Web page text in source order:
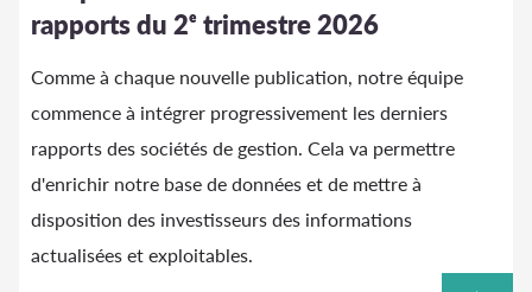
rapports du 2ᵉ trimestre 2026
Comme à chaque nouvelle publication, notre équipe
commence à intégrer progressivement les derniers
rapports des sociétés de gestion. Cela va permettre
d'enrichir notre base de données et de mettre à
disposition des investisseurs des informations
actualisées et exploitables.